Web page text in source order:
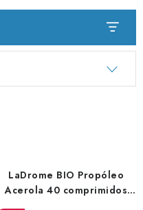
LaDrome BIO Propóleo
Acerola 40 comprimidos